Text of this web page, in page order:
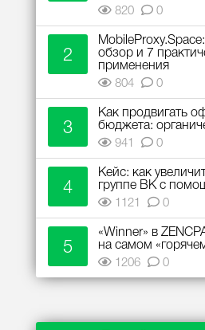
820
0
2
обзор и 7
применения
804
0
3
Как продвигать
бюджета:
941
0
4
Кейс: как
группе ВК с
1121
0
5
«Winner» в
на самом
1206
0